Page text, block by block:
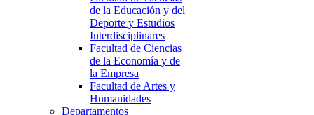
de la Educación y del
Deporte y Estudios
Interdisciplinares
Facultad de Ciencias
de la Economía y de
la Empresa
Facultad de Artes y
Humanidades
Departamentos